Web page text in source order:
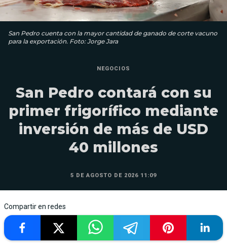
San Pedro cuenta con la mayor cantidad de ganado de corte vacuno
para la exportación. Foto: Jorge Jara
NEGOCIOS
San Pedro contará con su
primer frigorífico mediante
inversión de más de USD
40 millones
5 DE AGOSTO DE 2026 11:09
Compartir en redes